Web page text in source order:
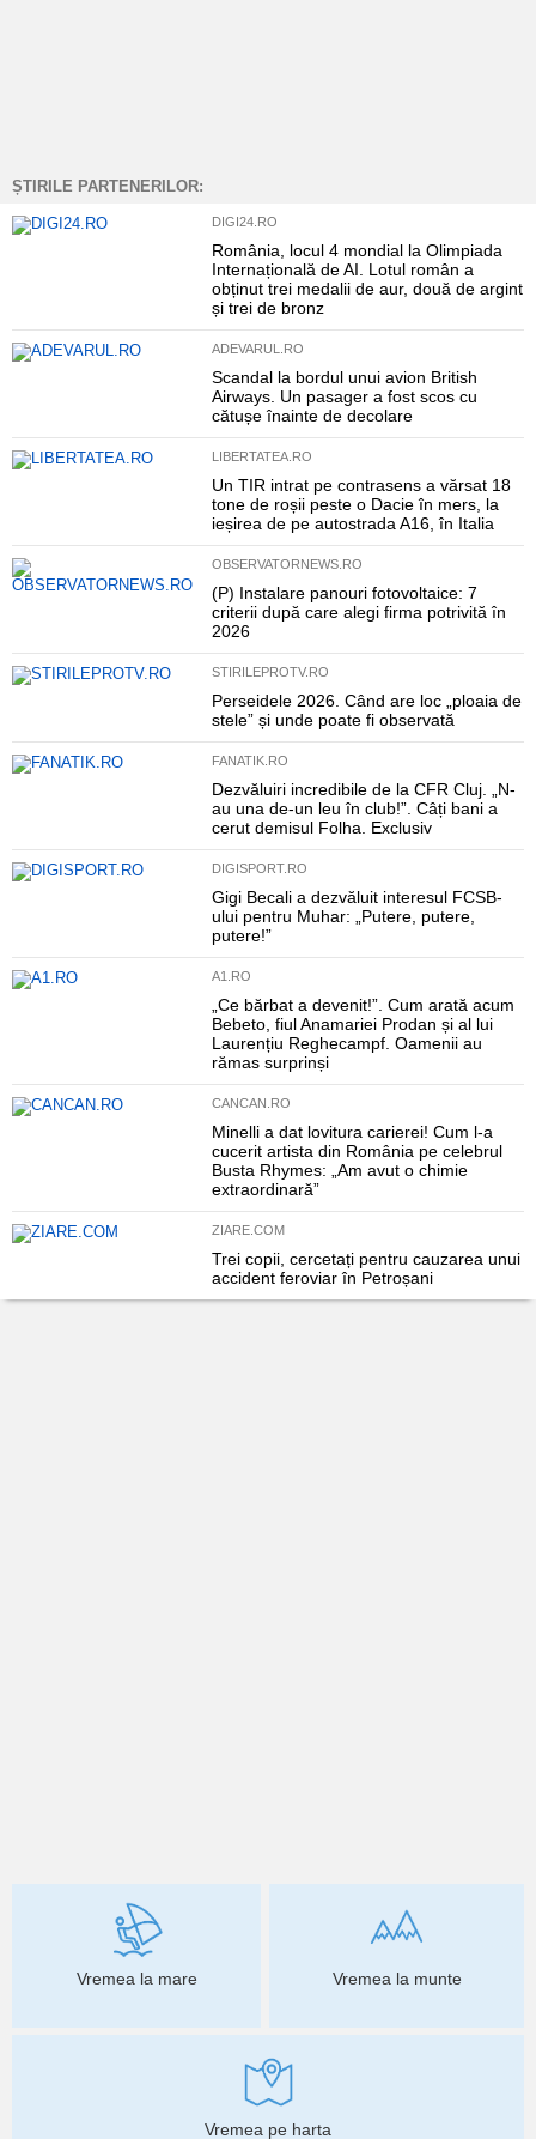
ȘTIRILE PARTENERILOR:
DIGI24.RO
România, locul 4 mondial la Olimpiada
Internațională de AI. Lotul român a
obținut trei medalii de aur, două de argint
și trei de bronz
ADEVARUL.RO
Scandal la bordul unui avion British
Airways. Un pasager a fost scos cu
cătușe înainte de decolare
LIBERTATEA.RO
Un TIR intrat pe contrasens a vărsat 18
tone de roșii peste o Dacie în mers, la
ieșirea de pe autostrada A16, în Italia
OBSERVATORNEWS.RO
(P) Instalare panouri fotovoltaice: 7
criterii după care alegi firma potrivită în
2026
STIRILEPROTV.RO
Perseidele 2026. Când are loc „ploaia de
stele” și unde poate fi observată
FANATIK.RO
Dezvăluiri incredibile de la CFR Cluj. „N-
au una de-un leu în club!”. Câți bani a
cerut demisul Folha. Exclusiv
DIGISPORT.RO
Gigi Becali a dezvăluit interesul FCSB-
ului pentru Muhar: „Putere, putere,
putere!”
A1.RO
„Ce bărbat a devenit!”. Cum arată acum
Bebeto, fiul Anamariei Prodan și al lui
Laurențiu Reghecampf. Oamenii au
rămas surprinși
CANCAN.RO
Minelli a dat lovitura carierei! Cum l-a
cucerit artista din România pe celebrul
Busta Rhymes: „Am avut o chimie
extraordinară”
ZIARE.COM
Trei copii, cercetați pentru cauzarea unui
accident feroviar în Petroșani
Vremea la mare Vremea la munte
Vremea pe harta